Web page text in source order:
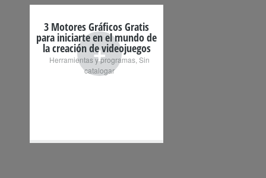
+
3 Motores Gráficos Gratis
para iniciarte en el mundo de
la creación de videojuegos
Herramientas y programas Sin
catalogar